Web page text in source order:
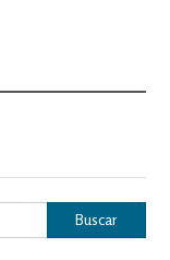
Buscar